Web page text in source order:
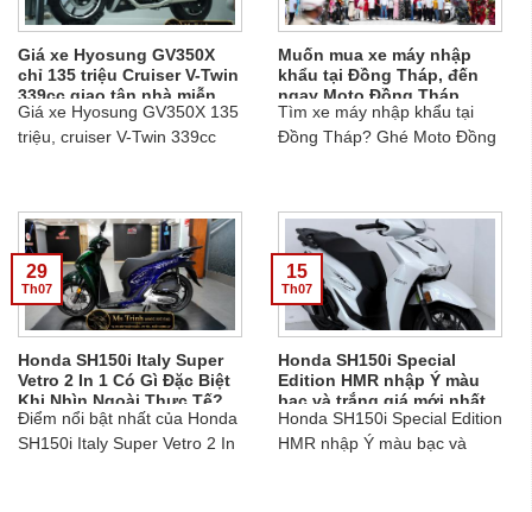
Giá xe Hyosung GV350X
chỉ 135 triệu Cruiser V-Twin
339cc giao tận nhà miễn
phí
Giá xe Hyosung GV350X 135
triệu, cruiser V-Twin 339cc
Đen, Bạc. Miễn phí vận
chuyển, giao tận nhà. Liên hệ
Ms Trinh 0907.397.516....
Muốn mua xe máy nhập
khẩu tại Đồng Tháp, đến
ngay Moto Đồng Tháp
Tìm xe máy nhập khẩu tại
Đồng Tháp? Ghé Moto Đồng
Italy, mô tô cao cấp và xe độc
lạ....
Honda SH150i Italy Super
Vetro 2 In 1 Có Gì Đặc Biệt
Khi Nhìn Ngoài Thực Tế?
Điểm nổi bật nhất của Honda
SH150i Italy Super Vetro 2 In
29
Th07
Honda SH150i Special
Edition HMR nhập Ý màu
bạc và trắng giá mới nhất
ngày 15/07/2026 chỉ 215
triệu
Honda SH150i Special Edition
HMR nhập Ý màu bạc và
15
Th07